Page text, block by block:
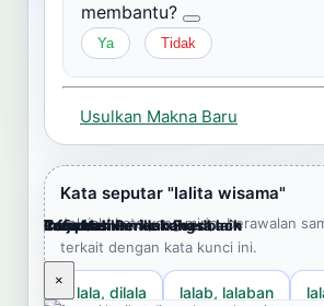
membantu?
Ya Tidak
Usulkan Makna Baru
Cara Memberikan Feedback
×
Lampiran
×
Referensi Pendukung
×
Informasi
×
Terjemahkan ke bahasa lain
×
Kata seputar "lalita wisama"
Jelajahi kata yang mirip, berawalan
terkait dengan kata kunci ini.
lala, dilala lalab, lalaban